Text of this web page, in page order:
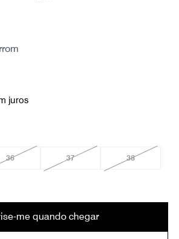
juros
36 37 38
me quando chegar